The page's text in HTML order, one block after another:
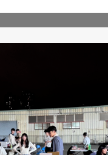
114.10.05 國際交流